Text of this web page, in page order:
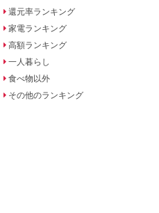
還元率ランキング
家電ランキング
高額ランキング
一人暮らし
食べ物以外
その他のランキング